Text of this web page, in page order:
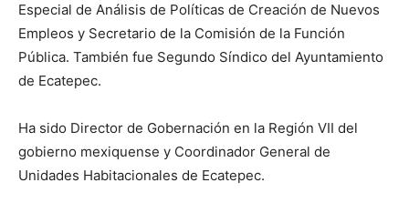
Especial de Análisis de Políticas de Creación de Nuevos
Empleos y Secretario de la Comisión de la Función
Pública. También fue Segundo Síndico del Ayuntamiento
de Ecatepec.
Ha sido Director de Gobernación en la Región VII del
gobierno mexiquense y Coordinador General de
Unidades Habitacionales de Ecatepec.